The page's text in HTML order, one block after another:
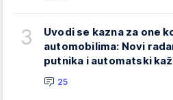
3
Uvodi se kazna za one
automobilima: Novi
putnika i automatski
25